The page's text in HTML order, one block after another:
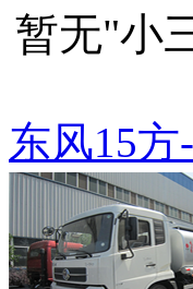
暂无"小
东风15